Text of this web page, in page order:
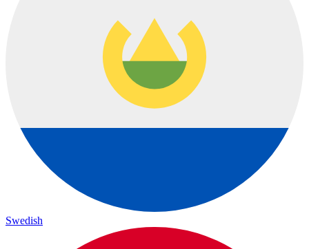
Swedish